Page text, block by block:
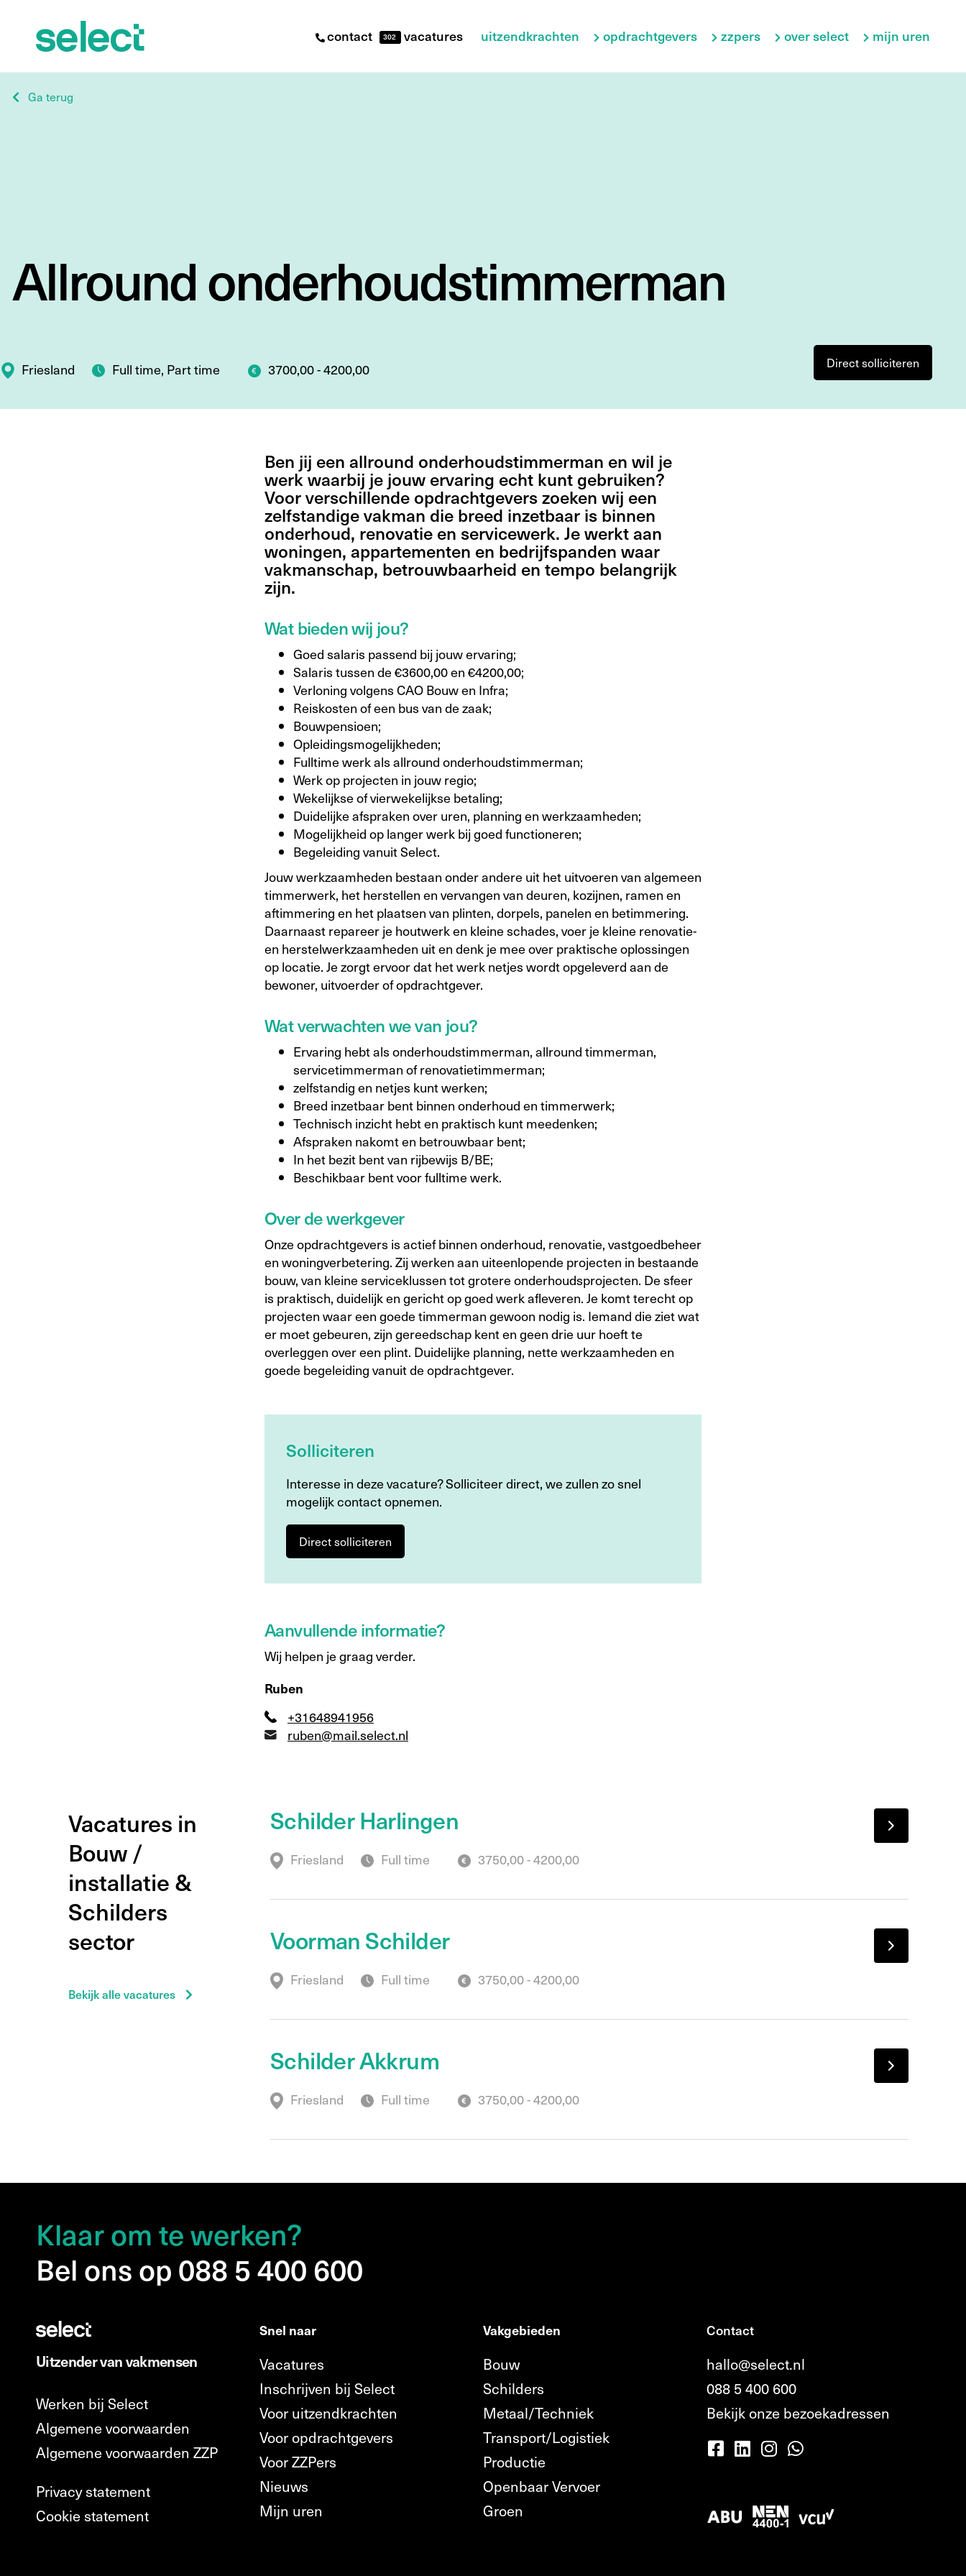
contact 302 vacatures uitzendkrachten opdrachtgevers zzpers over select mijn uren
Ga terug
Allround onderhoudstimmerman
Friesland Full time, Part time 3700,00 - 4200,00 Direct solliciteren
Ben jij een allround onderhoudstimmerman en wil je
werk waarbij je jouw ervaring echt kunt gebruiken?
Voor verschillende opdrachtgevers zoeken wij een
zelfstandige vakman die breed inzetbaar is binnen
onderhoud, renovatie en servicewerk. Je werkt aan
woningen, appartementen en bedrijfspanden waar
vakmanschap, betrouwbaarheid en tempo belangrijk
zijn.
Wat bieden wij jou?
Goed salaris passend bij jouw ervaring;
Salaris tussen de €3600,00 en €4200,00;
Verloning volgens CAO Bouw en Infra;
Reiskosten of een bus van de zaak;
Bouwpensioen;
Opleidingsmogelijkheden;
Fulltime werk als allround onderhoudstimmerman;
Werk op projecten in jouw regio;
Wekelijkse of vierwekelijkse betaling;
Duidelijke afspraken over uren, planning en werkzaamheden;
Mogelijkheid op langer werk bij goed functioneren;
Begeleiding vanuit Select.
Jouw werkzaamheden bestaan onder andere uit het uitvoeren van algemeen
timmerwerk, het herstellen en vervangen van deuren, kozijnen, ramen en
aftimmering en het plaatsen van plinten, dorpels, panelen en betimmering.
Daarnaast repareer je houtwerk en kleine schades, voer je kleine renovatie-
en herstelwerkzaamheden uit en denk je mee over praktische oplossingen
op locatie. Je zorgt ervoor dat het werk netjes wordt opgeleverd aan de
bewoner, uitvoerder of opdrachtgever.
Wat verwachten we van jou?
Ervaring hebt als onderhoudstimmerman, allround timmerman,
servicetimmerman of renovatietimmerman;
zelfstandig en netjes kunt werken;
Breed inzetbaar bent binnen onderhoud en timmerwerk;
Technisch inzicht hebt en praktisch kunt meedenken;
Afspraken nakomt en betrouwbaar bent;
In het bezit bent van rijbewijs B/BE;
Beschikbaar bent voor fulltime werk.
Over de werkgever
Onze opdrachtgevers is actief binnen onderhoud, renovatie, vastgoedbeheer
en woningverbetering. Zij werken aan uiteenlopende projecten in bestaande
bouw, van kleine serviceklussen tot grotere onderhoudsprojecten. De sfeer
is praktisch, duidelijk en gericht op goed werk afleveren. Je komt terecht op
projecten waar een goede timmerman gewoon nodig is. Iemand die ziet wat
er moet gebeuren, zijn gereedschap kent en geen drie uur hoeft te
overleggen over een plint. Duidelijke planning, nette werkzaamheden en
goede begeleiding vanuit de opdrachtgever.
Solliciteren
Interesse in deze vacature? Solliciteer direct, we zullen zo snel
mogelijk contact opnemen.
Direct solliciteren
Aanvullende informatie?
Wij helpen je graag verder.
Ruben
+31648941956
ruben@mail.select.nl
Vacatures in
Bouw /
installatie &
Schilders
sector
Bekijk alle vacatures
Schilder Harlingen
Friesland Full time 3750,00 - 4200,00
Voorman Schilder
Friesland Full time 3750,00 - 4200,00
Schilder Akkrum
Friesland Full time 3750,00 - 4200,00
Klaar om te werken?
Bel ons op 088 5 400 600
Uitzender van vakmensen
Werken bij Select
Algemene voorwaarden
Algemene voorwaarden ZZP
Privacy statement
Cookie statement
Snel naar
Vacatures
Inschrijven bij Select
Voor uitzendkrachten
Voor opdrachtgevers
Voor ZZPers
Nieuws
Mijn uren
Vakgebieden
Bouw
Schilders
Metaal/Techniek
Transport/Logistiek
Productie
Openbaar Vervoer
Groen
Contact
hallo@select.nl
088 5 400 600
Bekijk onze bezoekadressen